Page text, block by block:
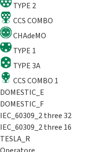
TYPE 2
CCS COMBO
CHAdeMO
TYPE 1
TYPE 3A
CCS COMBO 1
DOMESTIC_E
DOMESTIC_F
IEC_60309_2 three 32
IEC_60309_2 three 16
TESLA_R